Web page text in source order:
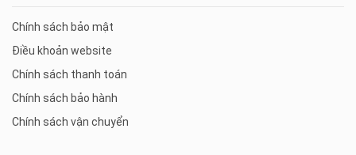
Chính sách bảo mật
Điều khoản website
Chính sách thanh toán
Chính sách bảo hành
Chính sách vận chuyển